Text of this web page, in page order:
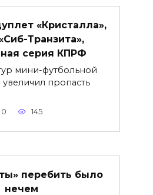
«Кристалла»,
Транзита»,
серия КПРФ
мини-футбольной
увеличил пропасть
0 145
перебить было
нечем